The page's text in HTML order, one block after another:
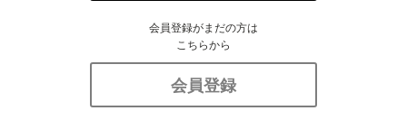
会員登録がまだの方は
こちらから
会員登録